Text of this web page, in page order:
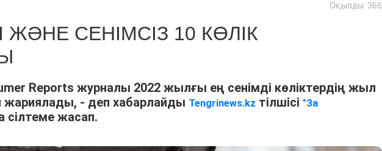
Оқылды: 366
ЖӘНЕ СЕНІМСІЗ 10 КӨЛІК
Reports журналы 2022 жылғы ең сенімді көліктердің жыл
жариялады, - деп хабарлайды Tengrinews.kz тілшісі "За
жасап.